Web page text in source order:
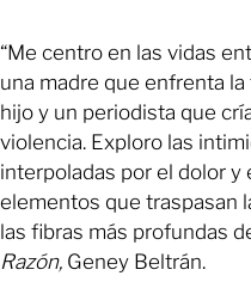
“Me centro en las vidas
una madre que enfrenta
hijo y un periodista que
violencia. Exploro las
interpoladas por el dolor y
elementos que traspasan
las fibras más profundas
Razón, Geney Beltrán.